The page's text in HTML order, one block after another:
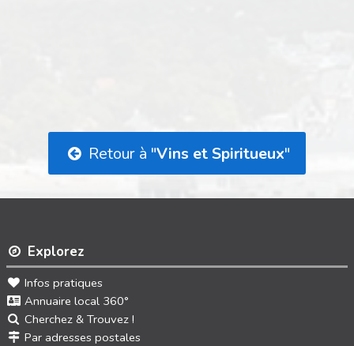
Retour à "Vins et Spiritueux"
Explorez
Infos pratiques
Annuaire local 360°
Cherchez & Trouvez !
Par adresses postales